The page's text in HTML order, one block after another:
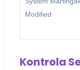
Modified
Kontrola